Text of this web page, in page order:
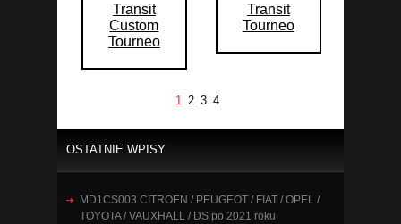
Transit
Custom
Tourneo
Transit
Tourneo
1 2 3 4
OSTATNIE WPISY
MD1CS003 CITROEN / PEUGEOT / FIAT / OPEL /
TOYOTA / VAUXHALL / DS po 2021 roku